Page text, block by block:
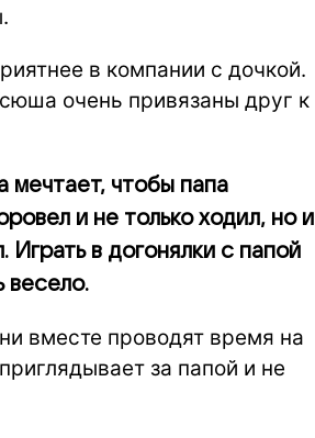
в компании с дочкой.
очень привязаны друг к
мечтает, чтобы папа
и не только ходил, но и
Играть в догонялки с папой
весело.
вместе проводят время на
за папой и не